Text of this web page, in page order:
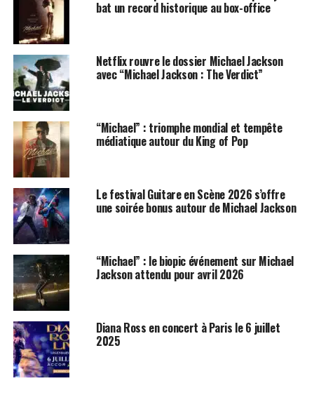
SUJETS ASSOCIÉS: CLIP MICHAEL JACKSON
bat un record historique au box-office
Netflix rouvre le dossier Michael Jackson
avec “Michael Jackson : The Verdict”
“Michael” : triomphe mondial et tempête
médiatique autour du King of Pop
Le festival Guitare en Scène 2026 s’offre
une soirée bonus autour de Michael Jackson
“Michael” : le biopic événement sur Michael
Jackson attendu pour avril 2026
Diana Ross en concert à Paris le 6 juillet
2025